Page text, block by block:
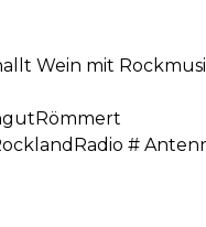
Wein mit
#